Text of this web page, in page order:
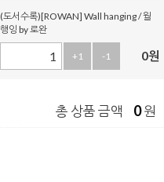
(도서수록)[ROWAN] Wall hanging / 월
행잉 by 로완
+1 -1 0원
총 상품 금액 0원